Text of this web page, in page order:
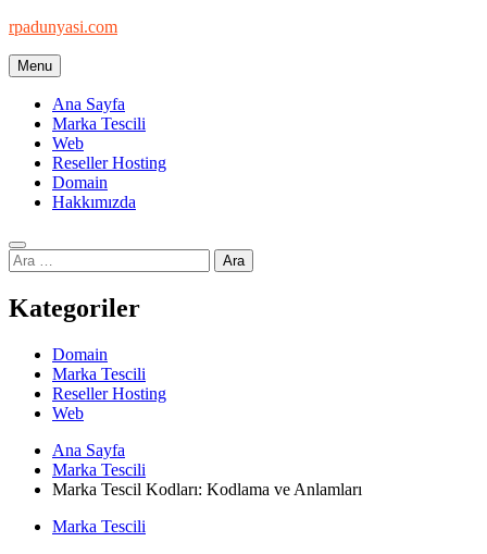
Skip
content
rpadunyasi.com
"Webin Kalbinde: Marka Tescili ve Hosting Çözümleri!
Menu
Ana Sayfa
Marka Tescili
Web
Reseller Hosting
Domain
Hakkımızda
Arama:
Kategoriler
Domain
Marka Tescili
Reseller Hosting
Web
Ana Sayfa
Marka Tescili
Marka Tescil Kodları: Kodlama ve Anlamları
Marka Tescili